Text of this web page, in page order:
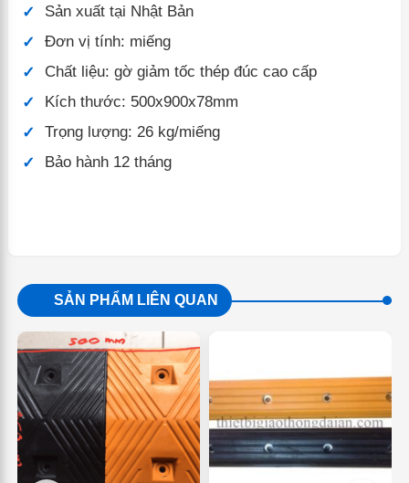
Sản xuất tại Nhật Bản
Đơn vị tính: miếng
Chất liệu: gờ giảm tốc thép đúc cao cấp
Kích thước: 500x900x78mm
Trọng lượng: 26 kg/miếng
Bảo hành 12 tháng
SẢN PHẨM LIÊN QUAN